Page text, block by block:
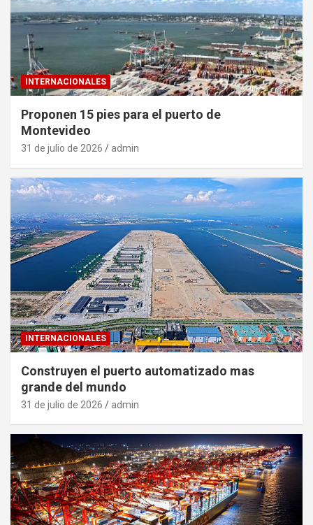
INTERNACIONALES
Proponen 15 pies para el puerto de
Montevideo
31 de julio de 2026 admin
INTERNACIONALES
Construyen el puerto automatizado mas
grande del mundo
31 de julio de 2026 admin